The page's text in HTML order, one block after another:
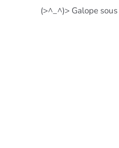
(>^_^)> Galope sous